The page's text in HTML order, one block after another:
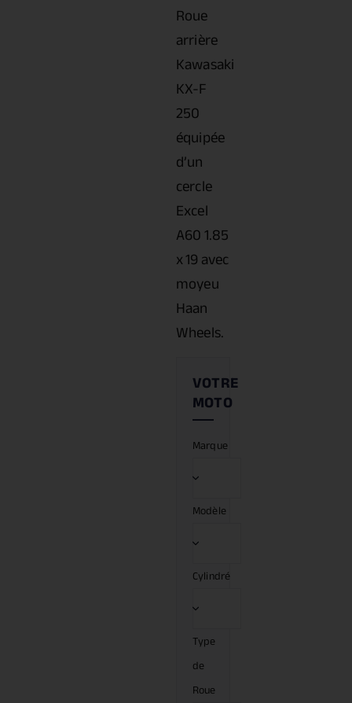
Roue
arrière
Kawasaki
KX-F
250
équipée
d’un
cercle
Excel
A60 1.85
x 19 avec
moyeu
Haan
Wheels.
Marque
Modèle
Cylindré
Type
de
Roue